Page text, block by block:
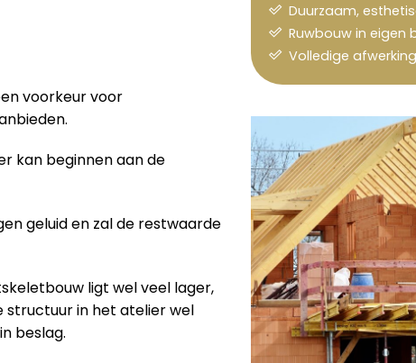
voorkeur voor
kan beginnen aan de
geluid en zal de restwaarde
ligt wel veel lager,
structuur in het atelier wel
beslag.
Duurzaam,
Ruwbouw in eigen
Volledige